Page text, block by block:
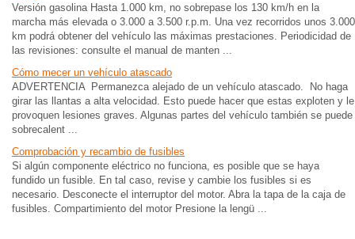
Versión gasolina Hasta 1.000 km, no sobrepase los 130 km/h en la
marcha más elevada o 3.000 a 3.500 r.p.m. Una vez recorridos unos 3.000
km podrá obtener del vehículo las máximas prestaciones. Periodicidad de
las revisiones: consulte el manual de manten ...
Cómo mecer un vehículo atascado
ADVERTENCIA Permanezca alejado de un vehículo atascado. No haga
girar las llantas a alta velocidad. Esto puede hacer que estas exploten y le
provoquen lesiones graves. Algunas partes del vehículo también se puede
sobrecalent ...
Comprobación y recambio de fusibles
Si algún componente eléctrico no funciona, es posible que se haya
fundido un fusible. En tal caso, revise y cambie los fusibles si es
necesario. Desconecte el interruptor del motor. Abra la tapa de la caja de
fusibles. Compartimiento del motor Presione la lengü ...